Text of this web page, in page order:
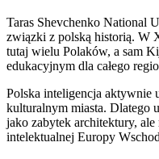
Taras Shevchenko National
związki z polską historią. W
tutaj wielu Polaków, a sam
edukacyjnym dla całego
Polska inteligencja aktywnie
kulturalnym miasta. Dlatego
jako zabytek architektury,
intelektualnej Europy